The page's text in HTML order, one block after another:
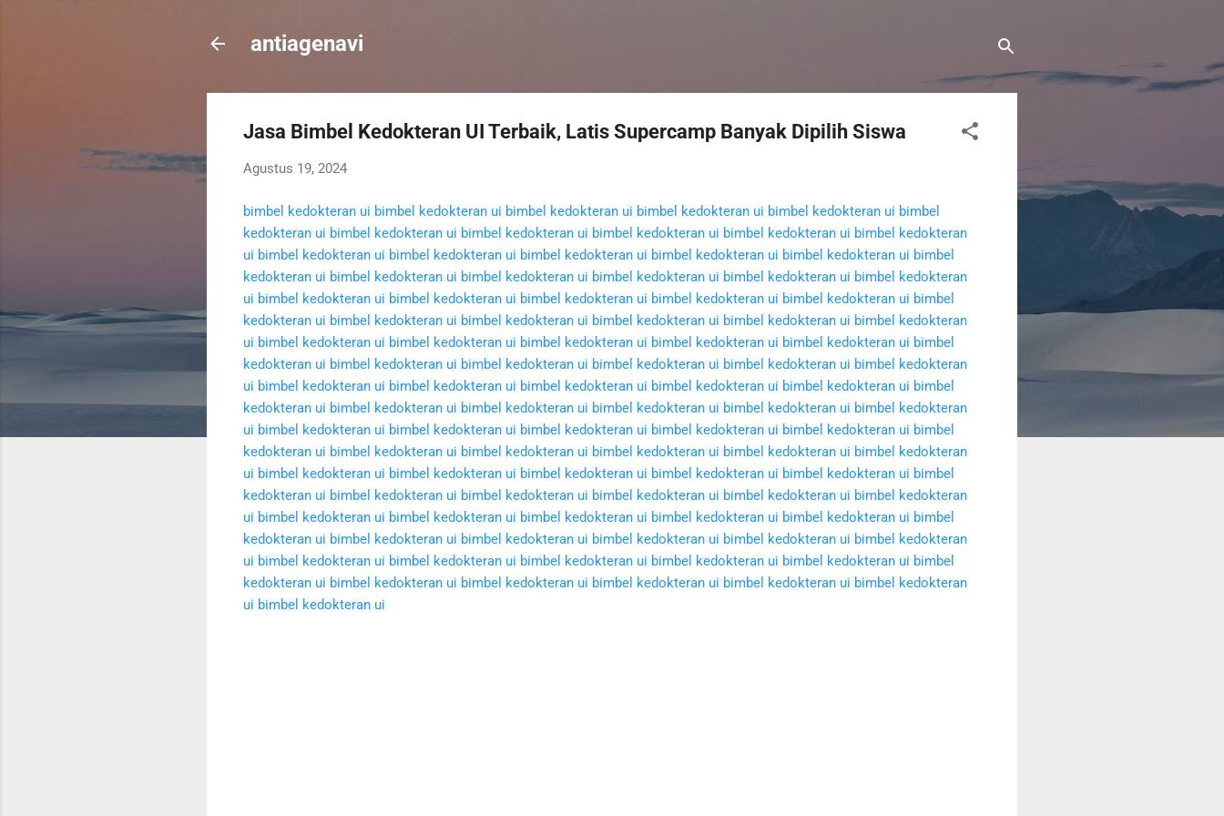
antiagenavi
Jasa Bimbel Kedokteran UI Terbaik, Latis Supercamp Banyak Dipilih Siswa
Agustus 19, 2024
bimbel kedokteran ui bimbel kedokteran ui bimbel kedokteran ui bimbel kedokteran ui bimbel kedokteran ui bimbel
kedokteran ui bimbel kedokteran ui bimbel kedokteran ui bimbel kedokteran ui bimbel kedokteran ui bimbel kedokteran
ui bimbel kedokteran ui bimbel kedokteran ui bimbel kedokteran ui bimbel kedokteran ui bimbel kedokteran ui bimbel
kedokteran ui bimbel kedokteran ui bimbel kedokteran ui bimbel kedokteran ui bimbel kedokteran ui bimbel kedokteran
ui bimbel kedokteran ui bimbel kedokteran ui bimbel kedokteran ui bimbel kedokteran ui bimbel kedokteran ui bimbel
kedokteran ui bimbel kedokteran ui bimbel kedokteran ui bimbel kedokteran ui bimbel kedokteran ui bimbel kedokteran
ui bimbel kedokteran ui bimbel kedokteran ui bimbel kedokteran ui bimbel kedokteran ui bimbel kedokteran ui bimbel
kedokteran ui bimbel kedokteran ui bimbel kedokteran ui bimbel kedokteran ui bimbel kedokteran ui bimbel kedokteran
ui bimbel kedokteran ui bimbel kedokteran ui bimbel kedokteran ui bimbel kedokteran ui bimbel kedokteran ui bimbel
kedokteran ui bimbel kedokteran ui bimbel kedokteran ui bimbel kedokteran ui bimbel kedokteran ui bimbel kedokteran
ui bimbel kedokteran ui bimbel kedokteran ui bimbel kedokteran ui bimbel kedokteran ui bimbel kedokteran ui bimbel
kedokteran ui bimbel kedokteran ui bimbel kedokteran ui bimbel kedokteran ui bimbel kedokteran ui bimbel kedokteran
ui bimbel kedokteran ui bimbel kedokteran ui bimbel kedokteran ui bimbel kedokteran ui bimbel kedokteran ui bimbel
kedokteran ui bimbel kedokteran ui bimbel kedokteran ui bimbel kedokteran ui bimbel kedokteran ui bimbel kedokteran
ui bimbel kedokteran ui bimbel kedokteran ui bimbel kedokteran ui bimbel kedokteran ui bimbel kedokteran ui bimbel
kedokteran ui bimbel kedokteran ui bimbel kedokteran ui bimbel kedokteran ui bimbel kedokteran ui bimbel kedokteran
ui bimbel kedokteran ui bimbel kedokteran ui bimbel kedokteran ui bimbel kedokteran ui bimbel kedokteran ui bimbel
kedokteran ui bimbel kedokteran ui bimbel kedokteran ui bimbel kedokteran ui bimbel kedokteran ui bimbel kedokteran
ui bimbel kedokteran ui